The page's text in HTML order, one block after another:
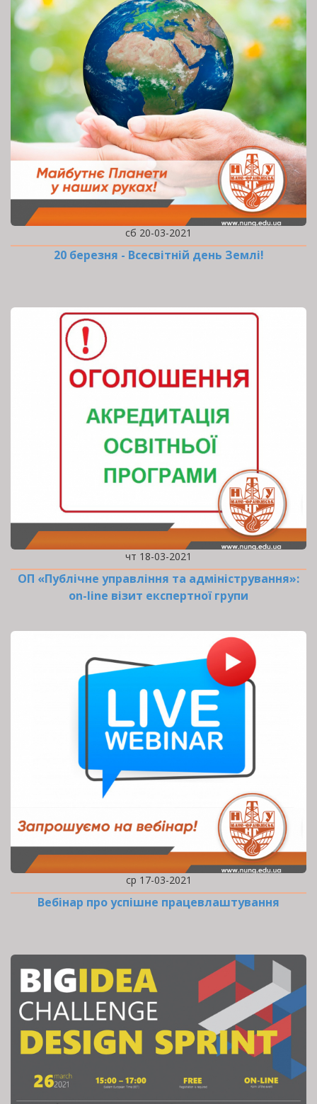
сб 20-03-2021
20 березня - Всесвітній день Землі!
чт 18-03-2021
ОП «Публічне управління та адміністрування»:
оn-line візит експертної групи
ср 17-03-2021
Вебінар про успішне працевлаштування